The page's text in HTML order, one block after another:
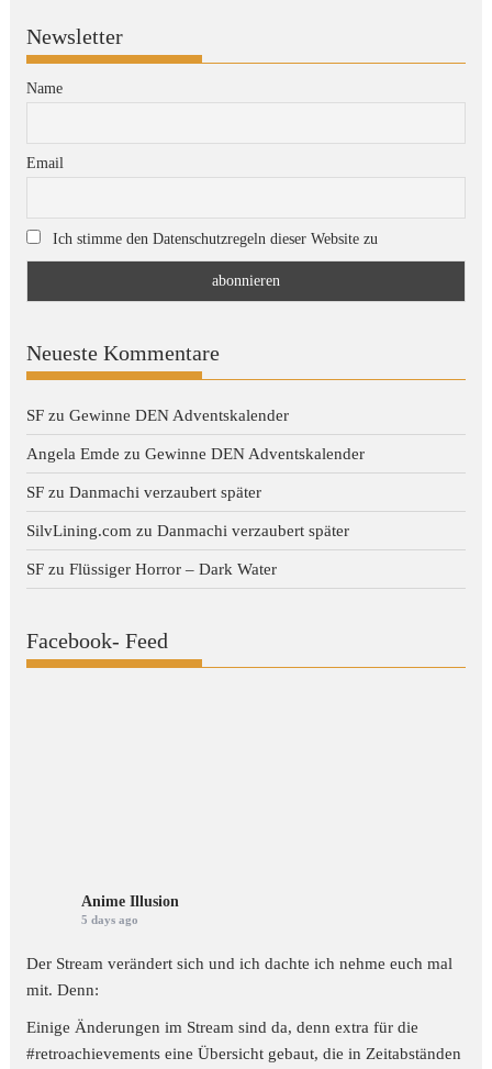
Newsletter
Name
Email
Ich stimme den Datenschutzregeln dieser Website zu
Neueste Kommentare
SF zuGewinne DEN Adventskalender
Angela Emde zuGewinne DEN Adventskalender
SF zuDanmachi verzaubert später
SilvLining.com zuDanmachi verzaubert später
SF zuFlüssiger Horror – Dark Water
Facebook- Feed
Anime Illusion
5 days ago
Der Stream verändert sich und ich dachte ich nehme euch mal
mit. Denn:
Einige Änderungen im Stream sind da, denn extra für die
#retroachievements eine Übersicht gebaut, die in Zeitabständen